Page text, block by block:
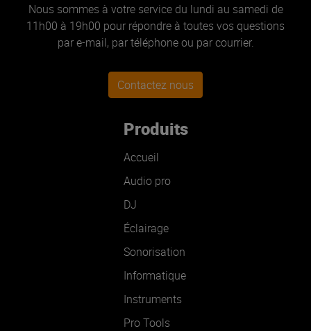
Nous sommes à votre service du lundi au samedi de
11h00 à 19h00 pour répondre à toutes vos questions
par e-mail, par téléphone ou par courrier.
Contactez nous
Produits
Accueil
Audio pro
DJ
Éclairage
Sonorisation
Informatique
Instruments
Pro Tools